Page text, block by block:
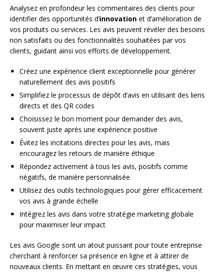
Analysez en profondeur les commentaires des clients pour
identifier des opportunités d’innovation et d’amélioration de
vos produits ou services. Les avis peuvent révéler des besoins
non satisfaits ou des fonctionnalités souhaitées par vos
clients, guidant ainsi vos efforts de développement.
Créez une expérience client exceptionnelle pour générer
naturellement des avis positifs
Simplifiez le processus de dépôt d’avis en utilisant des liens
directs et des QR codes
Choisissez le bon moment pour demander des avis,
souvent juste après une expérience positive
Évitez les incitations directes pour les avis, mais
encouragez les retours de manière éthique
Répondez activement à tous les avis, positifs comme
négatifs, de manière personnalisée
Utilisez des outils technologiques pour gérer efficacement
vos avis à grande échelle
Intégrez les avis dans votre stratégie marketing globale
pour maximiser leur impact
Les avis Google sont un atout puissant pour toute entreprise
cherchant à renforcer sa présence en ligne et à attirer de
nouveaux clients. En mettant en œuvre ces stratégies, vous